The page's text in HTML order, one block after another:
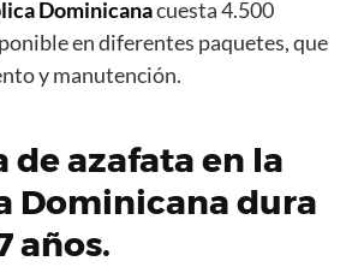
Dominicanacuesta 4.500
en diferentes paquetes, que
y manutención.
de azafata en la
Dominicana dura
años.